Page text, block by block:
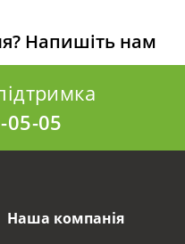
Напишіть нам
05-05
Наша компанія